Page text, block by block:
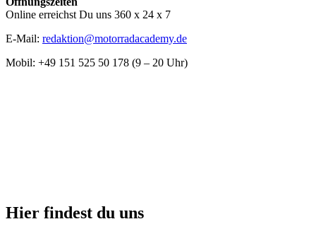
Online erreichst Du uns 360 x 24 x 7
E-Mail: redaktion@motorradacademy.de
Mobil: +49 151 525 50 178 (9 – 20 Uhr)
Hier findest du uns